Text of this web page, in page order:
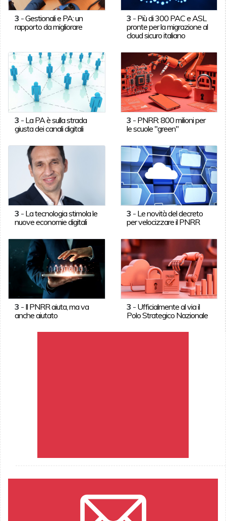
3 -Gestionali e PA: un
rapporto da migliorare
3 - Più di 300 PAC e ASL
pronte per la migrazione al
cloud sicuro italiano
3 - La PA è sulla strada
giusta dei canali digitali
3 - PNRR: 800 milioni per
le scuole "green"
3 - La tecnologia stimola le
nuove economie digitali
3 - Le novità del decreto
per velocizzare il PNRR
3 - Il PNRR aiuta, ma va
anche aiutato
3 - Ufficialmente al via il
Polo Strategico Nazionale